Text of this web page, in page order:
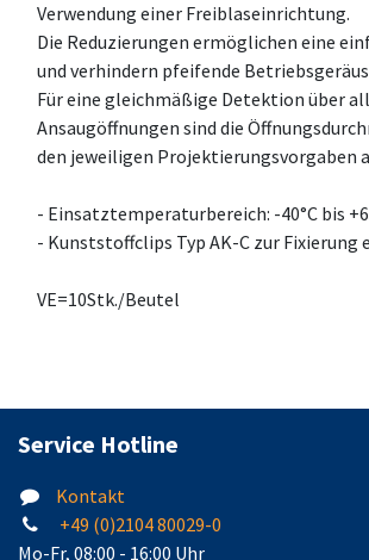
Verwendung einer Freiblaseinrichtung.
Die Reduzierungen ermöglichen eine
und verhindern pfeifende
Für eine gleichmäßige Detektion über
Ansaugöffnungen sind die
den jeweiligen Projektierungsvorgaben
- Einsatztemperaturbereich: -40°C bis
- Kunststoffclips Typ AK-C zur Fixierung
VE=10Stk./Beutel
Service Hotline
Kontakt
+49 (0)2104 80029-0
Mo-Fr, 08:00 - 16:00 Uhr